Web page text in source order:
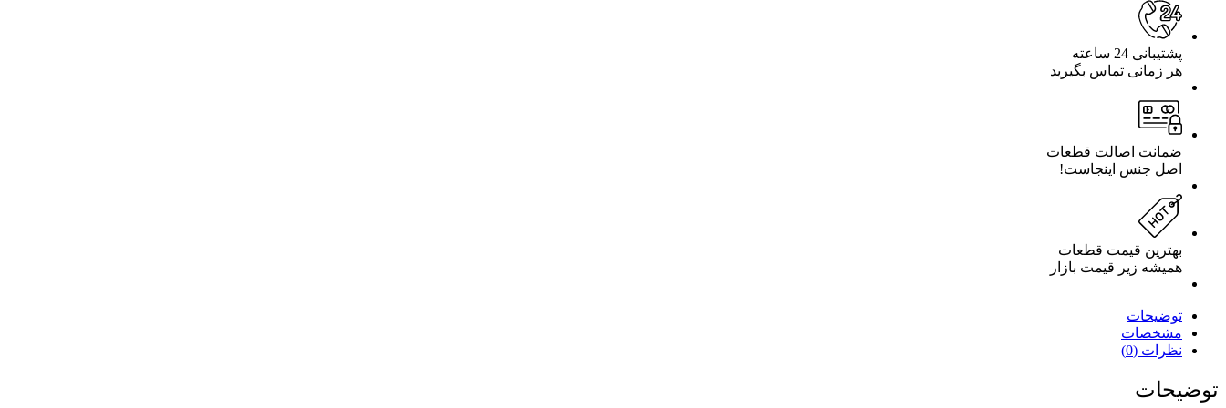
هاوکینگ
DH0810
UPSPIRIT
پشتیبانی 24 ساعته
هر زمانی تماس بگیرید
ضمانت اصالت قطعات
اصل جنس اینجاست!
بهترین قیمت قطعات
همیشه زیر قیمت بازار
توضیحات
مشخصات
نظرات (0)
توضیحات